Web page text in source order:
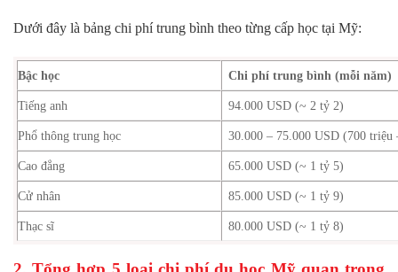
Dưới đây là bảng chi phí trung bình theo từng cấp học tại Mỹ:
Bậc học Chi phí trung bình (mỗi năm)
Tiếng anh 94.000 USD (~ 2 tỷ 2)
Phổ thông trung học 30.000 – 75.000 USD (700 triệu
Cao đẳng 65.000 USD (~ 1 tỷ 5)
Cử nhân 85.000 USD (~ 1 tỷ 9)
Thạc sĩ 80.000 USD (~ 1 tỷ 8)